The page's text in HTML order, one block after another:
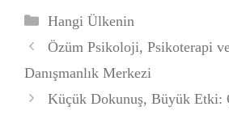
Kategoriler
Hangi Ülkenin
Özüm Psikoloji, Psikoterapi
Danışmanlık Merkezi
Küçük Dokunuş, Büyük Etki: